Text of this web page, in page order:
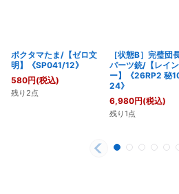
ポクタマたま/【ゼロ文
明】《SP041/12》
580円(税込)
残り2点
［状態B］完璧団
パーツ銃/【レイ
ー】《26RP2 秘
24》
6,980円(税込)
残り1点